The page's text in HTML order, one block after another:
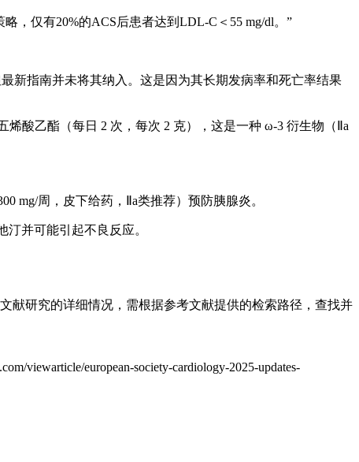
，仅有20%的ACS后患者达到LDL-C＜55 mg/dl。”
新指南并未将其纳入。这是因为其长期发病率和死亡率结果
酸乙酯（每日 2 次，每次 2 克），这是一种 ω-3 衍生物（Ⅱa
mg/周，皮下给药，Ⅱa类推荐）预防胰腺炎。
并可能引起不良反应。
献研究的详细情况，需根据参考文献提供的检索路径，查找并
viewarticle/european-society-cardiology-2025-updates-